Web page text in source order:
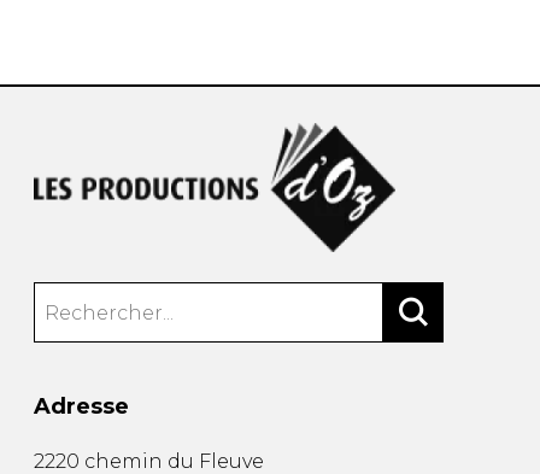
Adresse
2220 chemin du Fleuve